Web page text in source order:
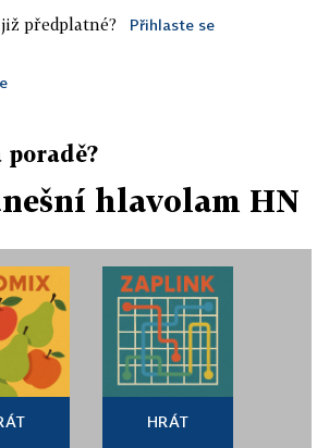
předplatné? Přihlaste se
poradě?
hlavolam HN
HRÁT